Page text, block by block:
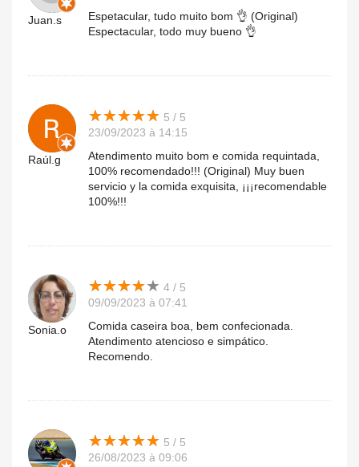
Juan.s
Espetacular, tudo muito bom 👌 (Original)
Espectacular, todo muy bueno 👌
Raúl.g
★★★★★
★★★★★ 5 / 5
23/09/2023 à 14:15
Atendimento muito bom e comida requintada,
100% recomendado!!! (Original) Muy buen
servicio y la comida exquisita, ¡¡¡recomendable
100%!!!
Sonia.o
★★★★★
★★★★★ 4 / 5
09/09/2023 à 07:41
Comida caseira boa, bem confecionada.
Atendimento atencioso e simpático.
Recomendo.
★★★★★
★★★★★ 5 / 5
26/08/2023 à 09:06